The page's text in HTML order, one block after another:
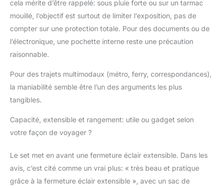
cela mérite d’être rappelé: sous pluie forte ou sur un tarmac
mouillé, l’objectif est surtout de limiter l’exposition, pas de
compter sur une protection totale. Pour des documents ou de
l’électronique, une pochette interne reste une précaution
raisonnable.
Pour des trajets multimodaux (métro, ferry, correspondances),
la maniabilité semble être l’un des arguments les plus
tangibles.
Capacité, extensible et rangement: utile ou gadget selon
votre façon de voyager ?
Le set met en avant une fermeture éclair extensible. Dans les
avis, c’est cité comme un vrai plus: « très beau et pratique
grâce à la fermeture éclair extensible », avec un sac de